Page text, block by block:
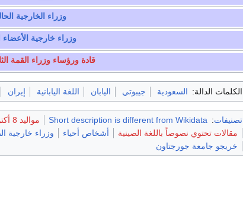
وزراء الخارجية
وزراء خارجية
قادة ورؤساء وزراء القمة
الكلمات الدالة: السعودية جيبوتي اليابان اللغة اليابانية إيران
تصنيفات:
Short description is different from Wikidata مواليد 8 أكتوبر
مقالات تحتوي نصوصاً باللغة الصينية
أشخاص أحياء وزراء خارجية
خريجو جامعة جورجتاون